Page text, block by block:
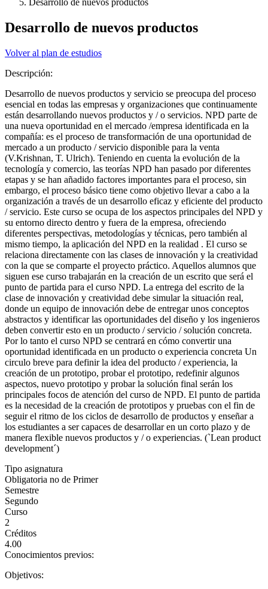
Desarrollo de nuevos productos
Volver al plan de estudios
Descripción:
Desarrollo de nuevos productos y servicio se preocupa del proceso
esencial en todas las empresas y organizaciones que continuamente
están desarrollando nuevos productos y / o servicios. NPD parte de
una nueva oportunidad en el mercado /empresa identificada en la
compañía: es el proceso de transformación de una oportunidad de
mercado a un producto / servicio disponible para la venta
(V.Krishnan, T. Ulrich). Teniendo en cuenta la evolución de la
tecnología y comercio, las teorías NPD han pasado por diferentes
etapas y se han añadido factores importantes para el proceso, sin
embargo, el proceso básico tiene como objetivo llevar a cabo a la
organización a través de un desarrollo eficaz y eficiente del producto
/ servicio. Este curso se ocupa de los aspectos principales del NPD y
su entorno directo dentro y fuera de la empresa, ofreciendo
diferentes perspectivas, metodologías y técnicas, pero también al
mismo tiempo, la aplicación del NPD en la realidad . El curso se
relaciona directamente con las clases de innovación y la creatividad
con la que se comparte el proyecto práctico. Aquellos alumnos que
siguen ese curso trabajarán en la creación de un escrito que será el
punto de partida para el curso NPD. La entrega del escrito de la
clase de innovación y creatividad debe simular la situación real,
donde un equipo de innovación debe de entregar unos conceptos
abstractos y identificar las oportunidades del diseño y los ingenieros
deben convertir esto en un producto / servicio / solución concreta.
Por lo tanto el curso NPD se centrará en cómo convertir una
oportunidad identificada en un producto o experiencia concreta Un
circulo breve para definir la idea del producto / experiencia, la
creación de un prototipo, probar el prototipo, redefinir algunos
aspectos, nuevo prototipo y probar la solución final serán los
principales focos de atención del curso de NPD. El punto de partida
es la necesidad de la creación de prototipos y pruebas con el fin de
seguir el ritmo de los ciclos de desarrollo de productos y enseñar a
los estudiantes a ser capaces de desarrollar en un corto plazo y de
manera flexible nuevos productos y / o experiencias. (`Lean product
development´)
Tipo asignatura
Obligatoria no de Primer
Semestre
Segundo
Curso
2
Créditos
4.00
Conocimientos previos:
Objetivos: